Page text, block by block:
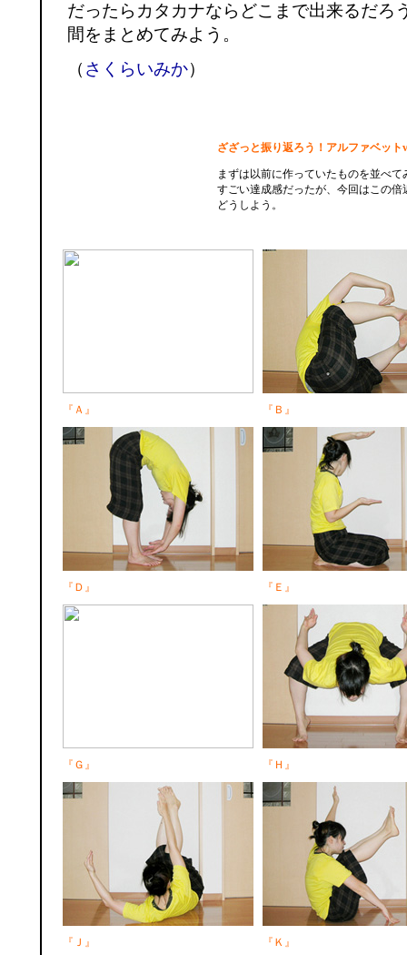
だったらカタカナならどこまで出来るだろ
間をまとめてみよう。
（ さくらいみか）
ざざっと振り返ろう！アルファベット
まずは以前に作っていたものを並べて
すごい達成感だったが、今回はこの倍
どうしよう。
『Ａ』 『Ｂ』
『Ｄ』 『Ｅ』
『Ｇ』 『Ｈ』
『Ｊ』 『Ｋ』